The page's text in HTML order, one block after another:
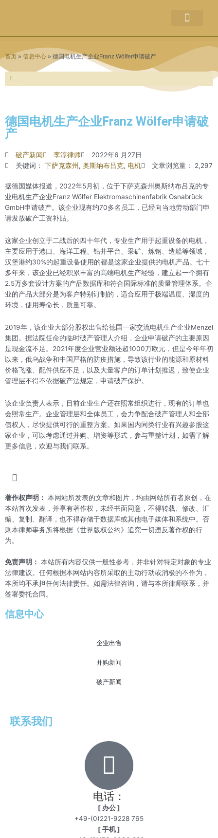
首页 » 信息中心 » 德国电机生产企业Franz Wölfer申请破产
Search
Search
德国电机生产企业Franz Wölfer申请破
产
破产新闻 李淳律师
2022年6 月27日
关键词：
下萨克森州 ,奥斯纳布吕克, 电机 文章浏览量： 2,297
据德国媒体报道，2022年5月初，位于下萨克森州奥斯纳布吕克的专
业电机生产企业Franz Wölfer Elektromaschinenfabrik Osnabrück
GmbH申请破产。该企业现有约70多名员工，已经向当地劳动部门申
请发放破产工资补贴。
这家企业创立于二战后的四十年代，专业生产用于起重设备的电机，
主要应用于港口、海洋工程、钻井平台、采矿、炼钢、造船等领域，
汉堡港约30%的起重设备使用的都是这家企业提供的电机产品。七十
多年来，该企业已经积累丰富的高端电机生产经验，建立起一个拥有
2.5万多套设计方案的产品数据库和符合国际标准的质量管理体系。企
业的产品大部分是为客户特别订制的，适合应用于极端温度、湿度的
环境，使用寿命长，质量可靠。
2019年，该企业大部分股权出售给德国一家交流电机生产企业Menzel
集团。据法院任命的临时破产管理人介绍，企业申请破产的主要原因
是现金流不足。2021年度企业营业额还超1000万欧元，但是今年年初
以来，俄乌战争和中国严格的防疫措施，导致该行业的能源和原材料
价格飞涨、配件供应不足，以及大量客户的订单计划推迟，致使企业
管理层不得不依据破产法规定，申请破产保护。
该企业负责人表示，目前企业生产还在照常组织进行，现有的订单也
会照常生产。企业管理层和全体员工，会力争配合破产管理人和全部
债权人，尽快提供可行的重整方案。如果国内同类行业有兴趣参股这
家企业，可以考虑通过并购、增资等形式，参与重整计划，如需了解
更多信息，欢迎与我们联系。
著作权声明： 本网站所发表的文章和图片，均由网站所有者原创，在
本站首次发表，并享有著作权，未经书面同意，不得转载、修改、汇
编、复制、翻译，也不得存储于数据库或其他电子媒体和系统中。否
则本律师事务所将根据《世界版权公约》追究一切违反著作权的行
为。
免责声明： 本站所有内容仅供一般性参考，并非针对特定对象的专业
法律建议。任何根据本网站内容所采取的主动行动或消极的不作为，
本所均不承担任何法律责任。如需法律咨询，请与本所律师联系，并
签署委托合同。
信息中心
企业出售
并购新闻
破产新闻
联系我们
电话：
[ 办公 ]
+49-(0)221-9228 765
[ 手机 ]